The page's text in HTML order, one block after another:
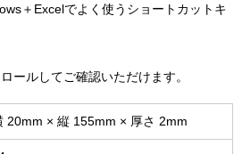
＋Excelでよく使うショートカットキ
ールしてご確認いただけます。
20mm × 縦 155mm × 厚さ 2mm